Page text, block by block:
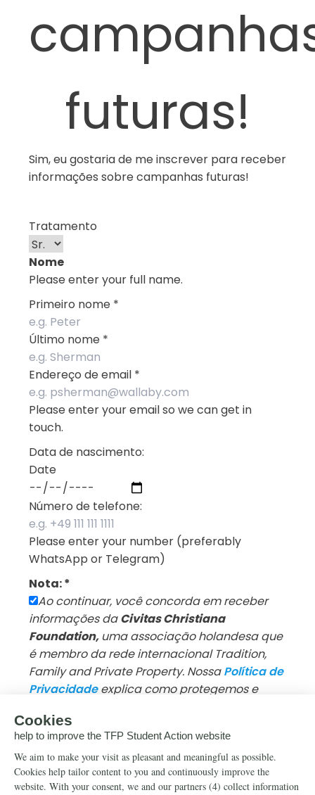
futuras!
Sim, eu gostaria de me inscrever para receber
informações sobre campanhas futuras!
Tratamento
Nome
Please enter your full name.
Primeiro nome *
Último nome *
Endereço de email *
Please enter your email so we can get in
touch.
Data de nascimento:
Date
Número de telefone:
Please enter your number (preferably
WhatsApp or Telegram)
Nota:*
Ao continuar, você concorda em receber
informações daCivitas Christiana
Foundation, uma associação holandesa que
é membro da rede internacional Tradition,
Family and Private Property. NossaPolítica de
Privacidadeexplica como protegemos e
cancelar sua inscrição a qualquer
momento.
Einreichen